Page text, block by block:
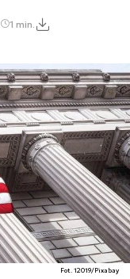
1 min.
Fot. 12019/Pixabay